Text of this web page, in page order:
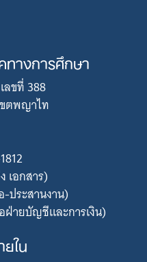
างการศึกษา
ลขที่ 388
ตพญาไท
เอกสาร)
ประสานงาน)
ฝ่ายบัญชีและการเงิน)
ใน